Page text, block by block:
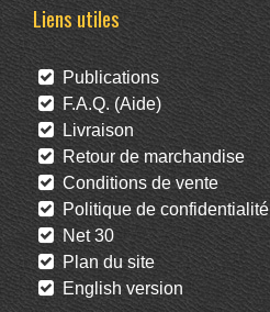
Liens utiles
Publications
F.A.Q. (Aide)
Livraison
Retour de marchandise
Conditions de vente
Politique de confidentialité
Net 30
Plan du site
English version